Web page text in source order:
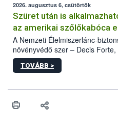
az intenzív felderítést, emellett
hatósággal is összehangolják a
2026. augusztus 6, csütörtök
Szüret után is
az amerikai szőlőkabóca
A Nemzeti Élelmiszerlánc-
növényvédő szer – Decis
engedélyokiratát módosította,
egészen a vesszőérettség
érésű szőlőkben is legyen
felhasználók számára is
TOVÁBB >